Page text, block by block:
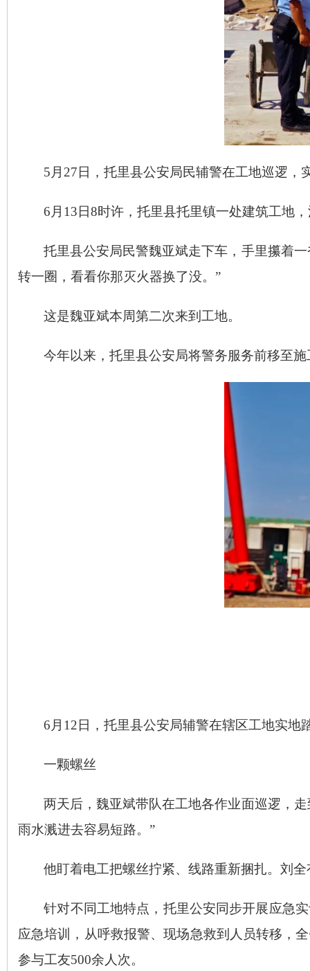
5月27日，托里县公安局民辅警在工地巡逻，
6月13日8时许，托里县托里镇一处建筑工地
托里县公安局民警魏亚斌走下车，手里攥着
转一圈，看看你那灭火器换了没。”
这是魏亚斌本周第二次来到工地。
今年以来，托里县公安局将警务服务前移至
6月12日，托里县公安局辅警在辖区工地实地
一颗螺丝
两天后，魏亚斌带队在工地各作业面巡逻，
雨水溅进去容易短路。”
他盯着电工把螺丝拧紧、线路重新捆扎。刘全
针对不同工地特点，托里公安同步开展应急
应急培训，从呼救报警、现场急救到人员转移，
参与工友500余人次。